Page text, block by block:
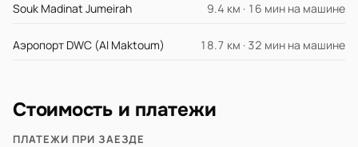
Souk Madinat Jumeirah 9.4 км · 16 мин на машине
Аэропорт DWC (Al Maktoum) 18.7 км · 32 мин на машине
Стоимость и платежи
ПЛАТЕЖИ ПРИ ЗАЕЗДЕ